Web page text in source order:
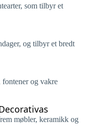
som tilbyr et
og tilbyr et bredt
fontener og vakre
møbler, keramikk og